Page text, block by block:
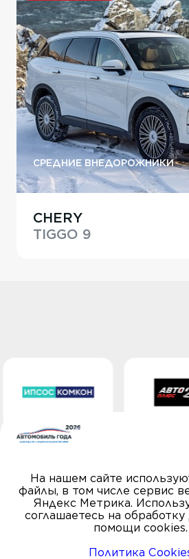
СРЕДНИЕ ВНЕДОРОЖНИКИ
CHERY
TIGGO 9
На нашем сайте
файлы, в том числе сервис
Яндекс Метрика.
соглашаетесь на
помощи cookies.
Политика